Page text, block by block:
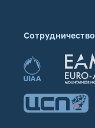
Сотрудничество